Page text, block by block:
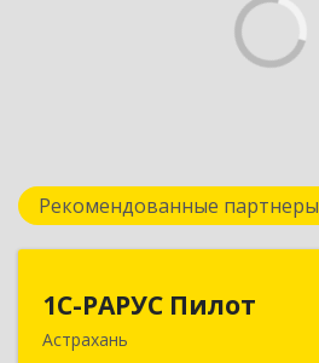
Рекомендованные партнеры
1С-РАРУС Пилот
Астрахань